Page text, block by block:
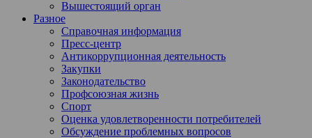
Вышестоящий орган
Разное
Справочная информация
Пресс-центр
Антикоррупционная деятельность
Закупки
Законодательство
Профсоюзная жизнь
Спорт
Оценка удовлетворенности потребителей
Обсуждение проблемных вопросов